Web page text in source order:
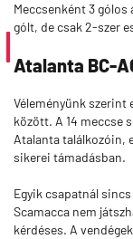
Meccsenként 3
gólt, de csak 2-szer
Atalanta BC-
Véleményünk szerint
között. A 14 meccse
Atalanta találkozóin,
sikerei támadásban.
Egyik csapatnál
Scamacca nem
kérdéses. A